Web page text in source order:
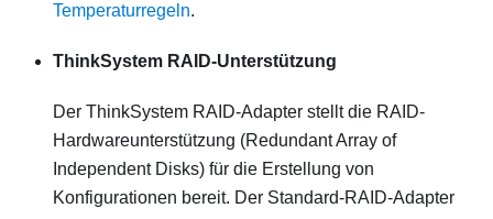
Temperaturregeln.
ThinkSystem RAID-Unterstützung
Der ThinkSystem RAID-Adapter stellt die RAID-
Hardwareunterstützung (Redundant Array of
Independent Disks) für die Erstellung von
Konfigurationen bereit. Der Standard-RAID-Adapter